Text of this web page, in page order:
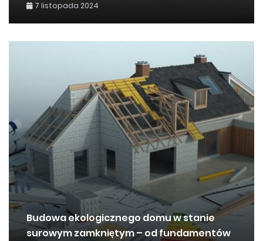
7 listopada 2024
Budowa ekologicznego domu w stanie
surowym zamkniętym – od fundamentów